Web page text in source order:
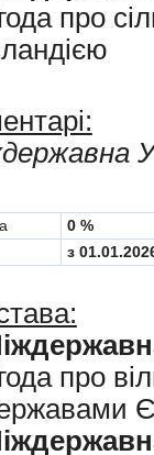
про
0 %
з
про